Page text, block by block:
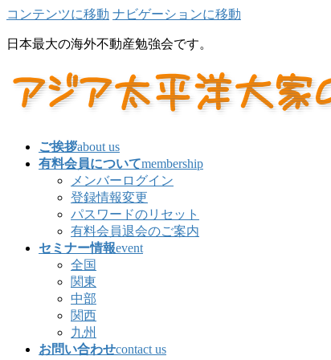
コンテンツに移動 ナビゲーションに移動
日本最大の海外不動産勉強会です。
ご挨拶about us
有料会員についてmembership
メンバーログイン
登録情報変更
パスワードのリセット
有料会員退会のご案内
セミナー情報event
全国
関東
中部
関西
九州
お問い合わせcontact us